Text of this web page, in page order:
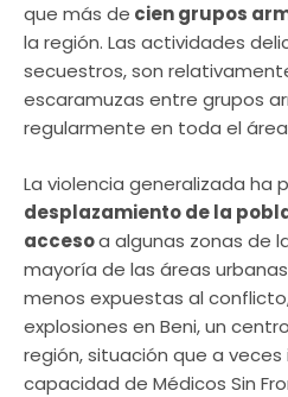
que más de cien grupos
la región. Las actividades
secuestros, son
escaramuzas entre grupos
regularmente en toda el
La violencia generalizada ha
desplazamiento de la
accesoa algunas zonas de
mayoría de las áreas
menos expuestas al
explosiones en Beni, un
región, situación que a
capacidad de Médicos Sin